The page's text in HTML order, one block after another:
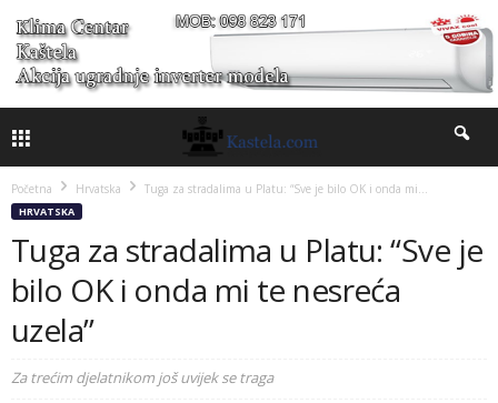
Početna Hrvatska Tuga za stradalima u Platu: “Sve je bilo OK i onda mi...
HRVATSKA
Tuga za stradalima u Platu: “Sve je
bilo OK i onda mi te nesreća
uzela”
Za trećim djelatnikom još uvijek se traga